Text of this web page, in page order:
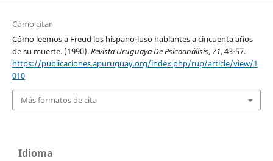
Cómo citar
Cómo leemos a Freud los hispano-luso hablantes a cincuenta años
de su muerte. (1990).Revista Uruguaya De Psicoanálisis, 71, 43-57.
https://publicaciones.apuruguay.org/index.php/rup/article/view/1
010
Más formatos de cita
Idioma